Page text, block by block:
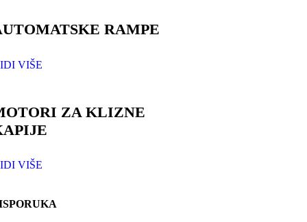
RAMPE
VIŠE
ZA KLIZNE
VIŠE